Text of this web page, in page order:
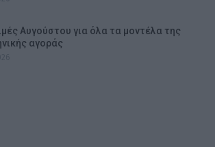
Αυγούστου για όλα τα μοντέλα της
αγοράς